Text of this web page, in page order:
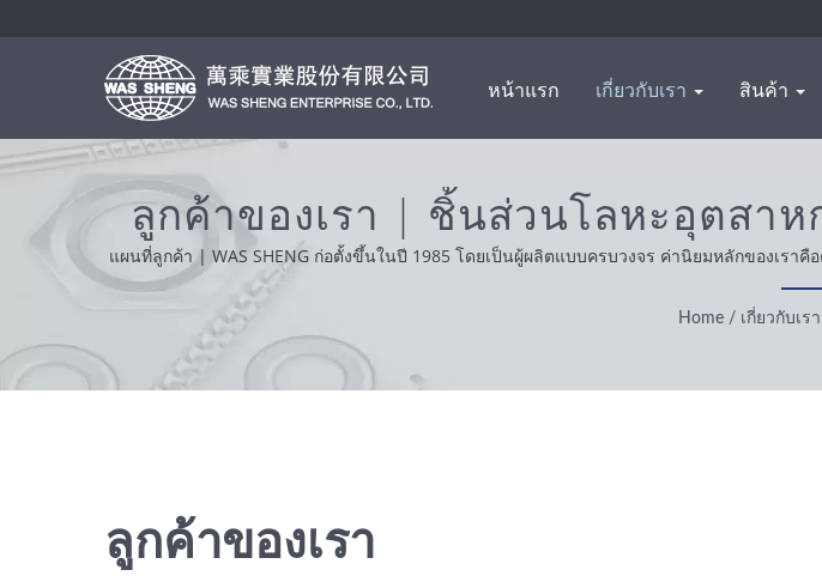
หน้าแรก เกี่ยวกับเรา สินค้า
ลูกค้าของเรา | ชิ้นส่วนโลหะอุตสา
WAS
แผนที่ลูกค้า | WAS SHENG ก่อตั้งขึ้นในปี 1985 โดยเป็นผู้ผลิตแบบครบวงจร ค่านิยมหลักของเร
ดำเนินธุรกิจด้วยความซื่อสัตย์ มีทัศนคติที่เหมาะส
Home / เกี่ยวกับเรา
ลูกค้าของเรา